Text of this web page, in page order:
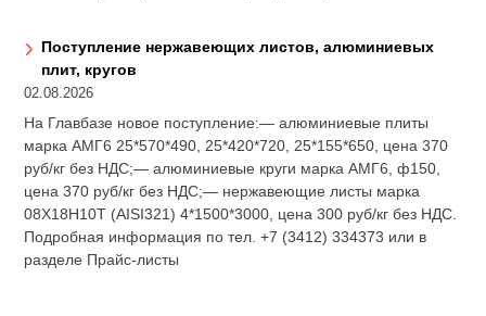
Поступление нержавеющих листов, алюминиевых
плит, кругов
02.08.2026
На Главбазе новое поступление:— алюминиевые плиты
марка АМГ6 25*570*490, 25*420*720, 25*155*650, цена 370
руб/кг без НДС;— алюминиевые круги марка АМГ6, ф150,
цена 370 руб/кг без НДС;— нержавеющие листы марка
08Х18Н10Т (AISI321) 4*1500*3000, цена 300 руб/кг без НДС.
Подробная информация по тел. +7 (3412) 334373 или в
разделе Прайс-листы